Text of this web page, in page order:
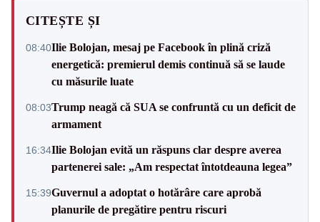
CITEȘTE ȘI
08:40Ilie Bolojan, mesaj pe Facebook în plină criză
energetică: premierul demis continuă să se laude
cu măsurile luate
08:03Trump neagă că SUA se confruntă cu un deficit de
armament
16:34Ilie Bolojan evită un răspuns clar despre averea
partenerei sale: „Am respectat întotdeauna legea”
15:39Guvernul a adoptat o hotărâre care aprobă
planurile de pregătire pentru riscuri